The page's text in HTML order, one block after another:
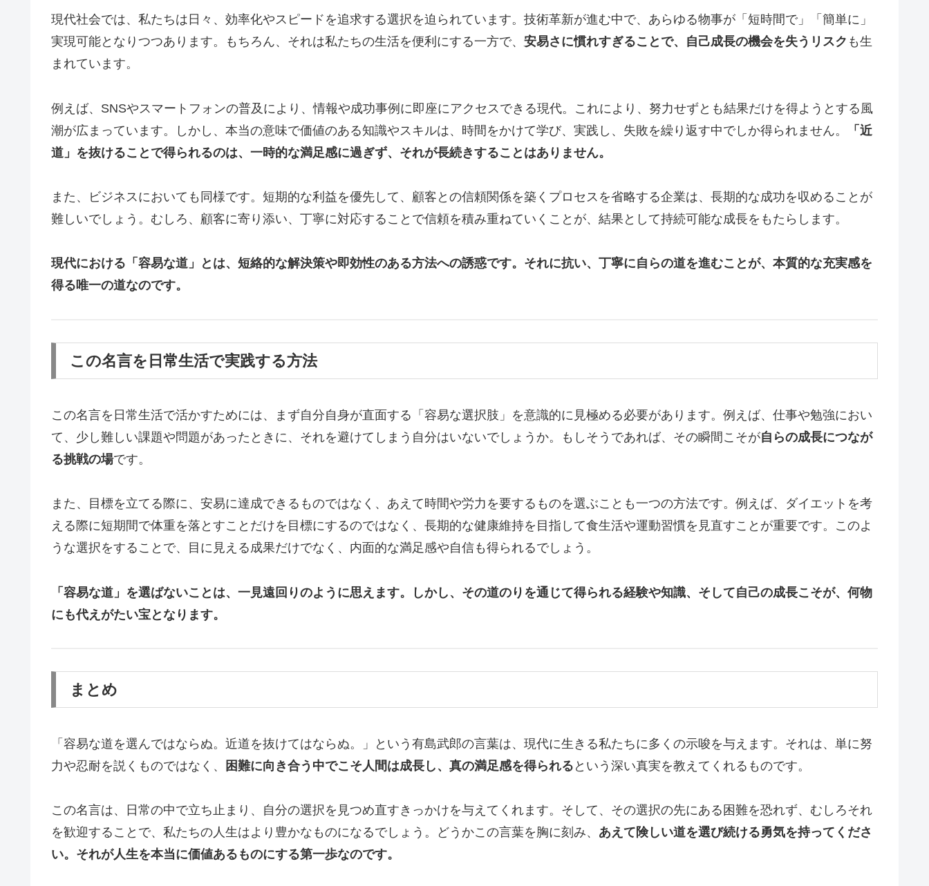
現代社会では、私たちは日々、効率化やスピードを追求する選択を迫られています。技術革新が進む中で、あらゆる物事が「短時間で」「簡単に」
実現可能となりつつあります。もちろん、それは私たちの生活を便利にする一方で、 安易さに慣れすぎることで、自己成長の機会を失うリスク も生
まれています。
例えば、SNSやスマートフォンの普及により、情報や成功事例に即座にアクセスできる現代。これにより、努力せずとも結果だけを得ようとする風
潮が広まっています。しかし、本当の意味で価値のある知識やスキルは、時間をかけて学び、実践し、失敗を繰り返す中でしか得られません。
「近
道」を抜けることで得られるのは、一時的な満足感に過ぎず、それが長続きすることはありません。
また、ビジネスにおいても同様です。短期的な利益を優先して、顧客との信頼関係を築くプロセスを省略する企業は、長期的な成功を収めることが
難しいでしょう。むしろ、顧客に寄り添い、丁寧に対応することで信頼を積み重ねていくことが、結果として持続可能な成長をもたらします。
現代における「容易な道」とは、短絡的な解決策や即効性のある方法への誘惑です。それに抗い、丁寧に自らの道を進むことが、本質的な充実感を
得る唯一の道なのです。
この名言を日常生活で実践する方法
この名言を日常生活で活かすためには、まず自分自身が直面する「容易な選択肢」を意識的に見極める必要があります。例えば、仕事や勉強におい
て、少し難しい課題や問題があったときに、それを避けてしまう自分はいないでしょうか。もしそうであれば、その瞬間こそが自らの成長につなが
る挑戦の場です。
また、目標を立てる際に、安易に達成できるものではなく、あえて時間や労力を要するものを選ぶことも一つの方法です。例えば、ダイエットを考
える際に短期間で体重を落とすことだけを目標にするのではなく、長期的な健康維持を目指して食生活や運動習慣を見直すことが重要です。このよ
うな選択をすることで、目に見える成果だけでなく、内面的な満足感や自信も得られるでしょう。
「容易な道」を選ばないことは、一見遠回りのように思えます。しかし、その道のりを通じて得られる経験や知識、そして自己の成長こそが、何物
にも代えがたい宝となります。
まとめ
「容易な道を選んではならぬ。近道を抜けてはならぬ。」という有島武郎の言葉は、現代に生きる私たちに多くの示唆を与えます。それは、単に努
力や忍耐を説くものではなく、
困難に向き合う中でこそ人間は成長し、真の満足感を得られる という深い真実を教えてくれるものです。
この名言は、日常の中で立ち止まり、自分の選択を見つめ直すきっかけを与えてくれます。そして、その選択の先にある困難を恐れず、むしろそれ
を歓迎することで、私たちの人生はより豊かなものになるでしょう。どうかこの言葉を胸に刻み、 あえて険しい道を選び続ける勇気を持ってくださ
い。それが人生を本当に価値あるものにする第一歩なのです。